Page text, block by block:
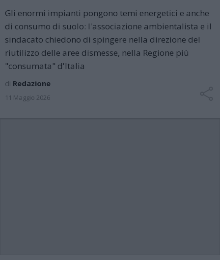
Gli enormi impianti pongono temi energetici e anche
di consumo di suolo: l'associazione ambientalista e il
sindacato chiedono di spingere nella direzione del
riutilizzo delle aree dismesse, nella Regione più
"consumata" d'Italia
di Redazione
11 Maggio 2026